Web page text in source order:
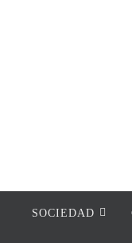
SOCIEDAD